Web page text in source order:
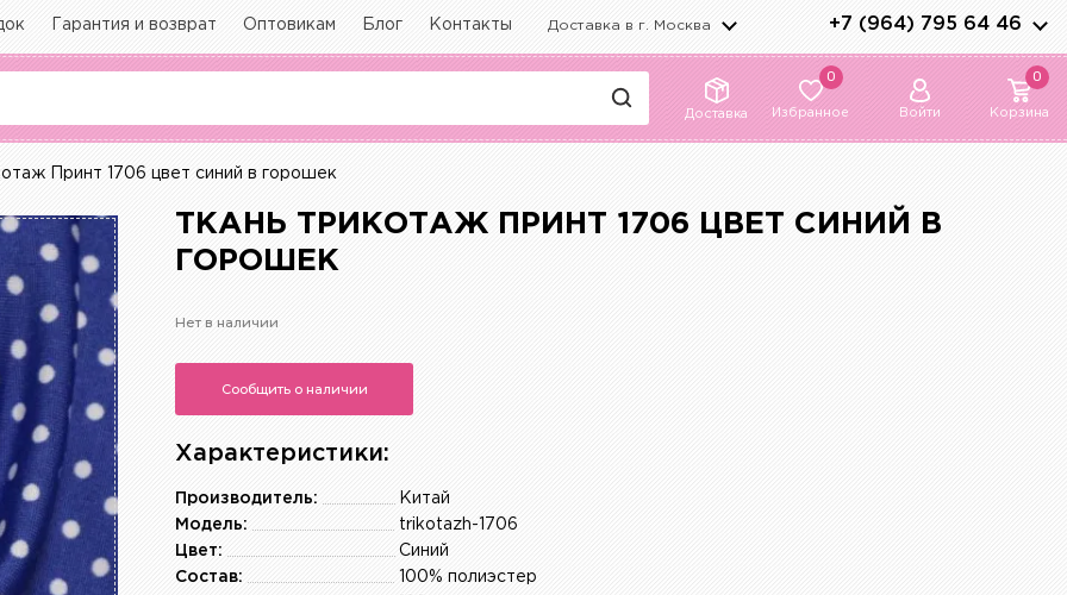
Гарантия и возврат Оптовикам Блог Контакты Доставка в г. Москва +7 (964) 795 64 46
Доставка
0
Избранное Войти
0
Корзина
Принт 1706 цвет синий в горошек
ТКАНЬ ТРИКОТАЖ ПРИНТ 1706 ЦВЕТ СИНИЙ В
ГОРОШЕК
Нет в наличии
Сообщить о наличии
Характеристики:
Китай
Производитель:
trikotazh-1706
Модель:
Синий
Цвет:
100% полиэстер
Состав: